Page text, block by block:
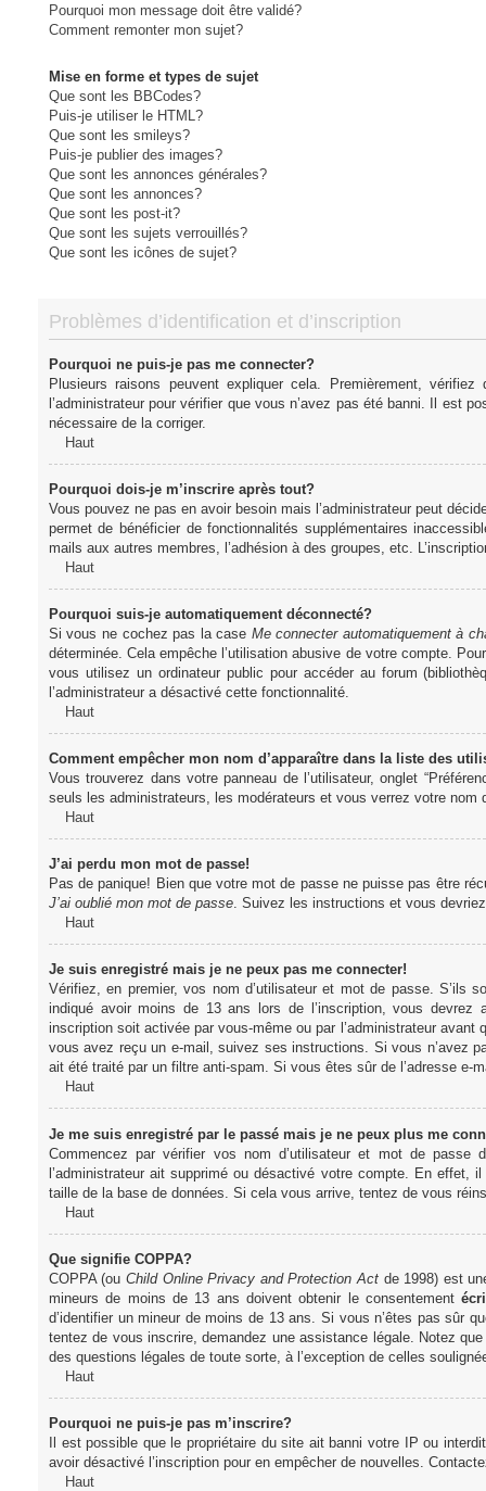
Pourquoi mon message doit être validé?
Comment remonter mon sujet?
Mise en forme et types de sujet
Que sont les BBCodes?
Puis-je utiliser le HTML?
Que sont les smileys?
Puis-je publier des images?
Que sont les annonces générales?
Que sont les annonces?
Que sont les post-it?
Que sont les sujets verrouillés?
Que sont les icônes de sujet?
Problèmes d’identification et d’inscription
Pourquoi ne puis-je pas me connecter?
Plusieurs raisons peuvent expliquer cela. Premièrement,
l’administrateur pour vérifier que vous n’avez pas été banni. Il est
nécessaire de la corriger.
Haut
Pourquoi dois-je m’inscrire après tout?
Vous pouvez ne pas en avoir besoin mais l’administrateur peut
permet de bénéficier de fonctionnalités supplémentaires
mails aux autres membres, l’adhésion à des groupes, etc.
Haut
Pourquoi suis-je automatiquement déconnecté?
Si vous ne cochez pas la case Me connecter automatiquement à
déterminée. Cela empêche l’utilisation abusive de votre compte.
vous utilisez un ordinateur public pour accéder au forum
l’administrateur a désactivé cette fonctionnalité.
Haut
Comment empêcher mon nom d’apparaître dans la liste des
Vous trouverez dans votre panneau de l’utilisateur, onglet
seuls les administrateurs, les modérateurs et vous verrez votre
Haut
J’ai perdu mon mot de passe!
Pas de panique! Bien que votre mot de passe ne puisse pas être
J’ai oublié mon mot de passe. Suivez les instructions et vous
Haut
Je suis enregistré mais je ne peux pas me connecter!
Vérifiez, en premier, vos nom d’utilisateur et mot de passe.
indiqué avoir moins de 13 ans lors de l’inscription, vous
inscription soit activée par vous-même ou par l’administrateur
vous avez reçu un e-mail, suivez ses instructions. Si vous n’avez
ait été traité par un filtre anti-spam. Si vous êtes sûr de l’adresse e-
Haut
Je me suis enregistré par le passé mais je ne peux plus me
Commencez par vérifier vos nom d’utilisateur et mot de
l’administrateur ait supprimé ou désactivé votre compte. En effet,
taille de la base de données. Si cela vous arrive, tentez de vous
Haut
Que signifie COPPA?
COPPA (ouChild Online Privacy and Protection Act de 1998) est
mineurs de moins de 13 ans doivent obtenir le consentement
d’identifier un mineur de moins de 13 ans. Si vous n’êtes pas sûr
tentez de vous inscrire, demandez une assistance légale. Notez
des questions légales de toute sorte, à l’exception de celles
Haut
Pourquoi ne puis-je pas m’inscrire?
Il est possible que le propriétaire du site ait banni votre IP ou
avoir désactivé l’inscription pour en empêcher de nouvelles.
Haut